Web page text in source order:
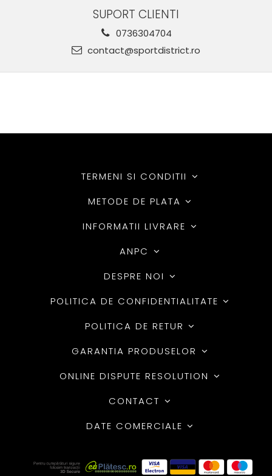
SUPORT CLIENTI
0736304704
contact@sportdistrict.ro
TERMENI SI CONDITII
METODE DE PLATA
INFORMATII LIVRARE
ANPC
DESPRE NOI
POLITICA DE CONFIDENTIALITATE
POLITICA DE RETUR
GARANTIA PRODUSELOR
ONLINE DISPUTE RESOLUTION
CONTACT
DATE COMERCIALE